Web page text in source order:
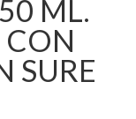
ML.
SURE